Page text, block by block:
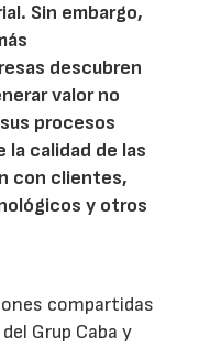
Sin embargo,
descubren
valor no
procesos
calidad de las
con clientes,
y otros
compartidas
Grup Caba y